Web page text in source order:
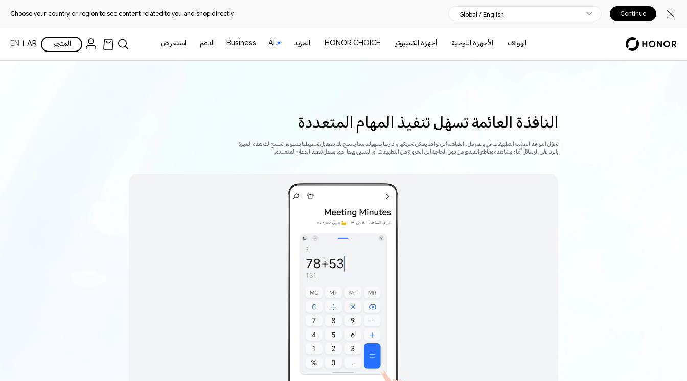
Choose your country or region to see content related to you and shop directly. Global / English Continue
الهواتف الأجهزة اللوحية أجهزة الكمبيوتر HONOR CHOICE المزيد AI
Business الدعم استعرض المتجر AR
EN
النافذة العائمة تسهّل تنفيذ المهام المتعددة
تحوّل النوافذ العائمة التطبيقات في وضع ملء الشاشة إلى نوافذ يمكن تحريكها وإدارتها بسهولة، مما يسمح لك بتعديل تخطيطها بسهولة. تسمح لك هذه الميزة
بالرد على الرسائل أثناء مشاهدة مقاطع الفيديو من دون الحاجة إلى الخروج من التطبيقات أو التبديل بينها، مما يسهل تنفيذ المهام المتعددة.